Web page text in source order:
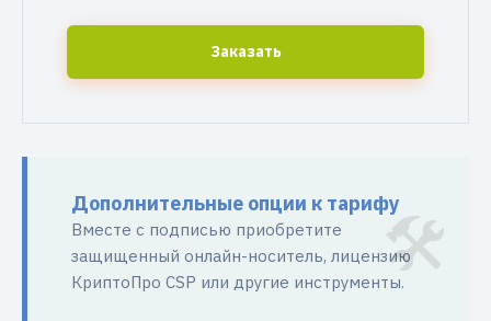
Заказать
Дополнительные опции к тарифу
Вместе с подписью приобретите
защищенный онлайн-носитель, лицензию
КриптоПро CSP или другие инструменты.